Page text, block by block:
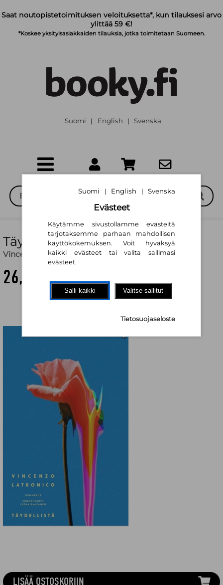
Saat noutopistetoimituksen veloituksetta*, kun tilauksesi arvo
ylittää 59 €!
*Koskee yksityisasiakkaiden tilauksia, jotka toimitetaan Suomeen.
Suomi | English | Svenska
Täydellistä
Vincenzo Latronico
26,30 €
LISÄÄ OSTOSKORIIN
Suomi | English | Svenska
Evästeet
Käytämme sivustollamme evästeitä
tarjotaksemme parhaan mahdollisen
käyttökokemuksen. Voit hyväksyä
kaikki evästeet tai valita sallimasi
evästeet.
Salli kaikki Valitse sallitut
Tietosuojaseloste